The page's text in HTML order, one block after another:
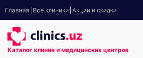
Главная Все клиники Акции и скидки
Каталог клиник и медицинских центров